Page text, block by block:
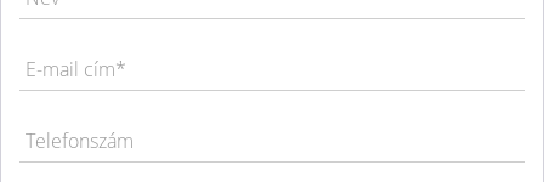
E-mail cím*
Telefonszám